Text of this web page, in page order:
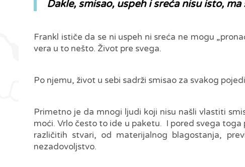
Dakle, smisao, uspeh i sreća nisu isto,
Frankl ističe da se ni uspeh ni sreća ne mogu
vera u to nešto. Život pre svega.
Po njemu, život u sebi sadrži smisao za svakog
Primetno je da mnogi ljudi koji nisu našli vlastiti
moći. Vrlo često to ide u paketu. I pored svega
različitih stvari, od materijalnog blagostanja,
nezadovoljstvo.